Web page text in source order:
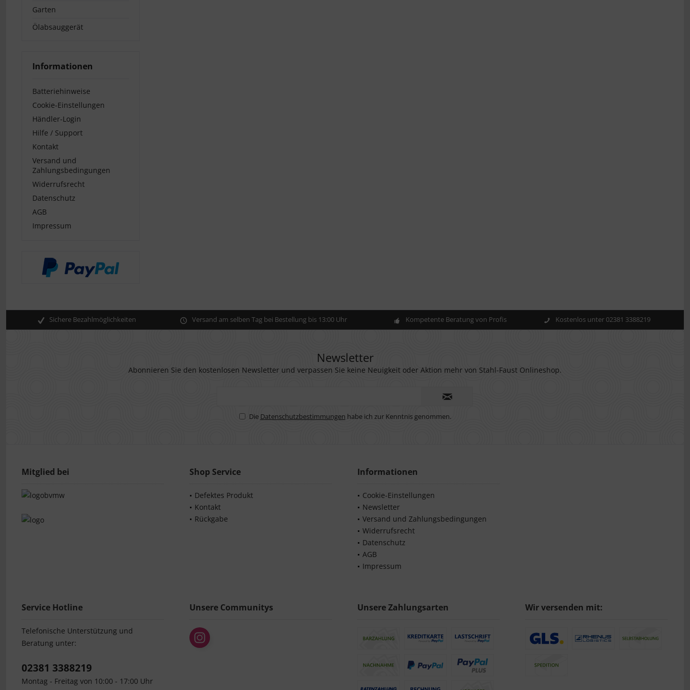
Garten
Ölabsauggerät
Informationen
Batteriehinweise
Cookie-Einstellungen
Händler-Login
Hilfe / Support
Kontakt
Versand und
Zahlungsbedingungen
Widerrufsrecht
Datenschutz
AGB
Impressum
Sichere Bezahlmöglichkeiten Versand am selben Tag bei Bestellung bis 13:00 Uhr Kompetente Beratung von Profis Kostenlos unter 02381 3388219
Newsletter
Abonnieren Sie den kostenlosen Newsletter und verpassen Sie keine Neuigkeit oder Aktion mehr von Stahl-Faust Onlineshop.
Die Datenschutzbestimmungen habe ich zur Kenntnis genommen.
Mitglied bei Shop Service
Defektes Produkt
Kontakt
Rückgabe
Informationen
Cookie-Einstellungen
Newsletter
Versand und Zahlungsbedingungen
Widerrufsrecht
Datenschutz
AGB
Impressum
Service Hotline
Telefonische Unterstützung und
Beratung unter:
02381 3388219
Montag - Freitag von 10:00 - 17:00 Uhr
Unsere Communitys Unsere Zahlungsarten Wir versenden mit: